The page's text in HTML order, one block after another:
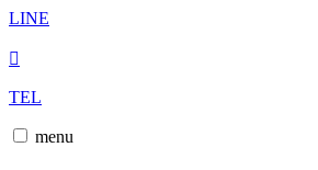
LINE
TEL
menu